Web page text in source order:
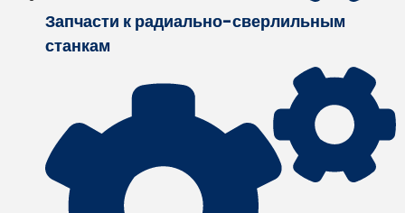
Запчасти к радиально-сверлильным
станкам